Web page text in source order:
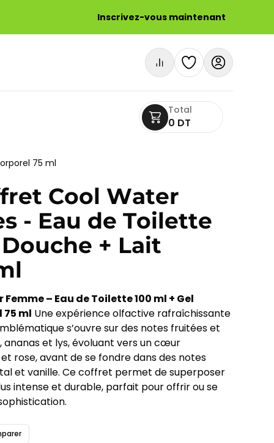
Inscrivez-vous maintenant
Total
0 DT
75 ml
Cool Water
- Eau de Toilette
+ Lait
– Eau de Toilette 100 ml + Gel
75 ml Une expérience olfactive rafraîchissante
s’ouvre sur des notes fruitées et
ananas et lys, évoluant vers un cœur
rose, avant de se fondre dans des notes
et vanille. Ce coffret permet de superposer
intense et durable, parfait pour offrir ou se